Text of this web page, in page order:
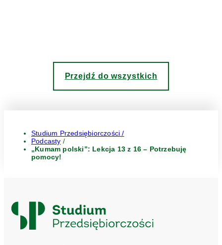
Przejdź do wszystkich
Studium Przedsiębiorczości /
Podcasty /
„Kumam polski”: Lekcja 13 z 16 – Potrzebuję
pomocy!
Logo
Studium